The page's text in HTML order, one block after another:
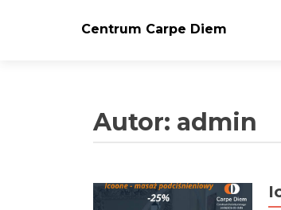
Centrum Carpe Diem
Autor: admin
Nawigacja